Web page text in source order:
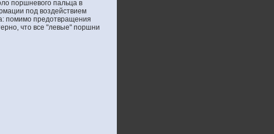
поршневого пальца в
под воздействием
помимо предотвращения
что все "левые" поршни